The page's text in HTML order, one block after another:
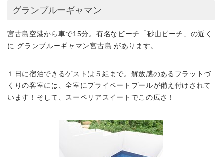
グランブルーギャマン
宮古島空港から車で15分。有名なビーチ「砂山ビーチ」の近く
に グランブルーギャマン宮古島 があります。
１日に宿泊できるゲストは５組まで。 解放感のあるフラットづ
くりの客室には、全室にプライベートプールが備え付けされて
います ！そして、スーペリアスイートでこの広さ！